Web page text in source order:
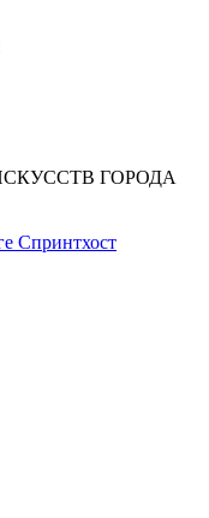
ГОРОДА
Спринтхост